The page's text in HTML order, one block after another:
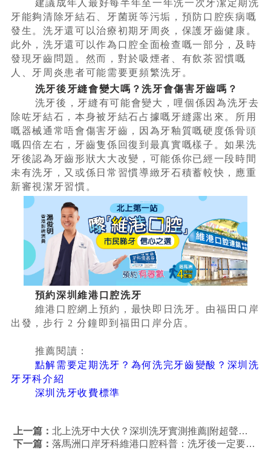
建議成年人最好每半年至一年洗一次牙潔定期洗
牙能夠清除牙結石、牙菌斑等污垢，預防口腔疾病嘅
發生。洗牙還可以治療初期牙周炎，保護牙齒健康。
此外，洗牙還可以作為口腔全面檢查嘅一部分，及時
發現牙齒問題。然而，對於吸煙者、有飲茶習慣嘅
人、牙周炎患者可能需要更頻繁洗牙。
洗牙後牙縫會變大嗎？洗牙會傷害牙齒嗎？
洗牙後，牙縫有可能會變大，哩個係因為洗牙去
除咗牙結石，本身被牙結石占據嘅牙縫露出來。所用
嘅器械通常唔會傷害牙齒，因為牙釉質嘅硬度係骨頭
嘅四倍左右，牙齒隻係回復到最真實嘅樣子。如果洗
牙後認為牙齒形狀大大改變，可能係你已經一段時間
未有洗牙，又或係日常習慣導緻牙石積蓄較快，應重
新審視潔牙習慣。
預約深圳維港口腔洗牙
維港口腔網上預約，最快即日洗牙。由福田口岸
出發，步行 2 分鐘即到福田口岸分店。
推薦閱讀：
點解需要定期洗牙？為何洗完牙齒變酸？深圳洗
牙牙科介紹
深圳洗牙收費標準
上一篇：北上洗牙中大伏？深圳洗牙實測推薦|附超聲波 / 噴砂洗牙價錢及優惠
下一篇：落馬洲口岸牙科維港口腔科普：洗牙後一定要拋光同噴砂嗎？